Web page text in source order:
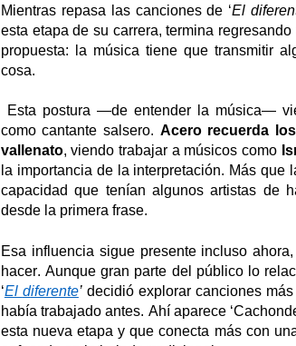
Mientras repasa las canciones de ‘Eld
esta etapa de su carrera, termina
propuesta: la música tiene que transmitir
cosa.
Esta postura —de entender la música—
como cantante salsero. Acero recuerda
vallenato, viendo trabajar a músicos como
la importancia de la interpretación. Más
capacidad que tenían algunos artistas de
desde la primera frase.
Esa influencia sigue presente incluso
hacer. Aunque gran parte del público lo
‘El diferente’decidió explorar canciones
había trabajado antes. Ahí aparece ‘
esta nueva etapa y que conecta más con